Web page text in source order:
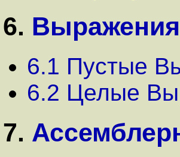
6. Выражения
6.1 Пустые
6.2 Целые
7.